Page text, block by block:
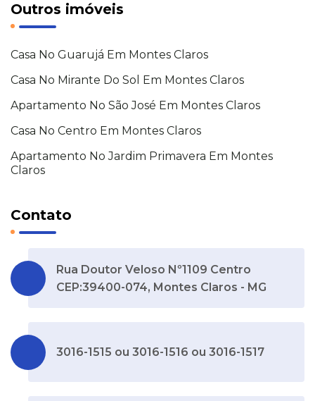
Outros imóveis
Casa No Guarujá Em Montes Claros
Casa No Mirante Do Sol Em Montes Claros
Apartamento No São José Em Montes Claros
Casa No Centro Em Montes Claros
Apartamento No Jardim Primavera Em Montes
Claros
Contato
Rua Doutor Veloso Nº1109 Centro
CEP:39400-074, Montes Claros - MG
3016-1515 ou 3016-1516 ou 3016-1517